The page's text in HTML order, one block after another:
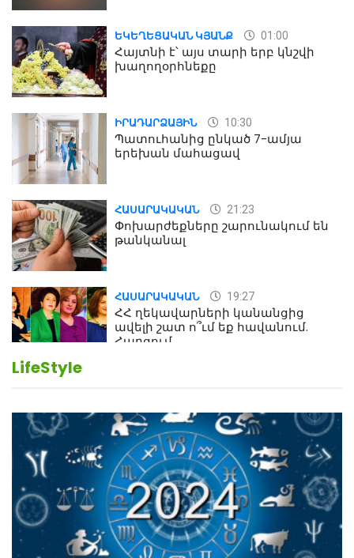
ԵԿԵՂԵՑԱԿԱՆ ԿՅԱՆՔ 01:00
Հայտնի է՝ այս տարի երբ կնշվի
խաղողօրհնեքը
ԻՐԱԴԱՐՁԱՅԻՆ 10:30
Պատուհանից ընկած 7-ամյա
երեխան մահացավ
ՀԱՍԱՐԱԿԱԿԱՆ 21:23
Փոխարժեքները շարունակում են
թանկանալ
ՀԱՍԱՐԱԿԱԿԱՆ 19:27
ՀՀ ղեկավարների կանանցից
ավելի շատ ո՞ւմ եք հավանում.
Հարցում
կատարվածը ցնցել է բոլորին․
Տեսանյութ
ԼՈՒՐԵՐ 19:15
Լավ լուր. Նոր նպաստի տեսակ
կսահմանվի․ Հայտնի է՝ ովքեր են
օգտվելու դրանից
LifeStyle